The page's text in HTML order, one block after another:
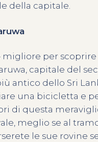
della capitale.
migliore per scoprire
capitale del
antico dello Sri
una bicicletta e
di questa
meglio se al
le sue rovine